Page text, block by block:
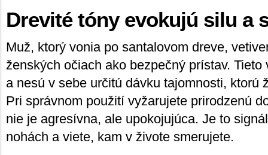
Drevité tóny evokujú silu a
Muž, ktorý vonia po santalovom dreve,
ženských očiach ako bezpečný prístav.
a nesú v sebe určitú dávku tajomnosti, ktorú
Pri správnom použití vyžarujete prirodzenú
nie je agresívna, ale upokojujúca. Je to
nohách a viete, kam v živote smerujete.